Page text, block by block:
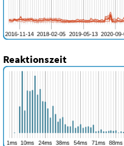
Reaktionszeit